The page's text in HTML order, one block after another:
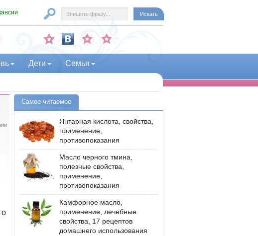
Дети Семья
Самое читаемое
Янтарная кислота, свойства,
применение,
противопоказания
Масло черного тмина,
полезные свойства,
применение,
противопоказания
Камфорное масло,
применение, лечебные
свойства, 17 рецептов
домашнего использования